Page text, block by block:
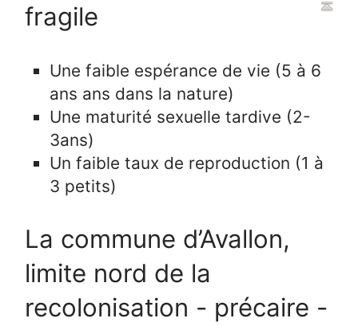
fragile
Une faible espérance de vie (5 à 6
ans ans dans la nature)
Une maturité sexuelle tardive (2-
3ans)
Un faible taux de reproduction (1 à
3 petits)
La commune d’Avallon,
limite nord de la
recolonisation - précaire -